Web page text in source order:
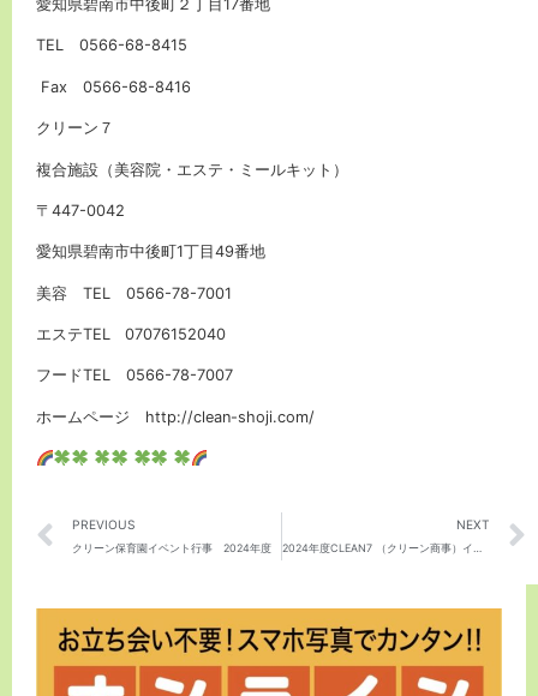
愛知県碧南市中後町２丁目17番地
TEL 0566-68-8415
Fax 0566-68-8416
クリーン７
複合施設（美容院・エステ・ミールキット）
〒447-0042
愛知県碧南市中後町1丁目49番地
美容 TEL 0566-78-7001
エステTEL 07076152040
フードTEL 0566-78-7007
ホームページ http://clean-shoji.com/
PREVIOUS
クリーン保育園イベント行事 2024年度
NEXT